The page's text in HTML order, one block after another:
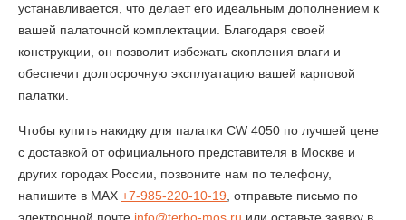
устанавливается, что делает его идеальным дополнением к
вашей палаточной комплектации. Благодаря своей
конструкции, он позволит избежать скопления влаги и
обеспечит долгосрочную эксплуатацию вашей карповой
палатки.
Чтобы купить накидку для палатки CW 4050 по лучшей цене
с доставкой от официального представителя в Москве и
других городах России, позвоните нам по телефону,
напишите в MAX +7-985-220-10-19 отправьте письмо по